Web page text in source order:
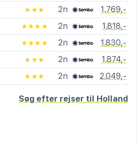
★★★ 2n
1.769,-
★★★★ 2n
1.818,-
★★★★ 2n
1.830,-
★★★ 2n
1.874,-
★★★ 2n 2.049,-
Søg efter rejser til Holland